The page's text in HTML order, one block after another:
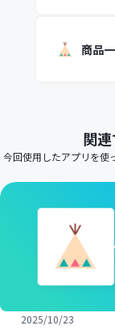
商品
関
今回使用したアプリを使
2025/10/23